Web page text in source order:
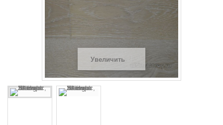
Увеличить